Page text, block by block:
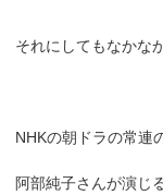
それにしてもなかな
NHKの朝ドラの常連
阿部純子さんが演じ